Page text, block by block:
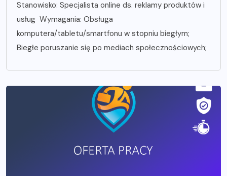
Stanowisko: Specjalista online ds. reklamy produktów i
usług Wymagania: Obsługa
komputera/tabletu/smartfonu w stopniu biegłym;
Biegłe poruszanie się po mediach społecznościowych;